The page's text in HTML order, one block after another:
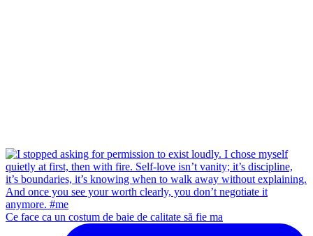
Ce face ca un costum de baie de calitate să fie ma